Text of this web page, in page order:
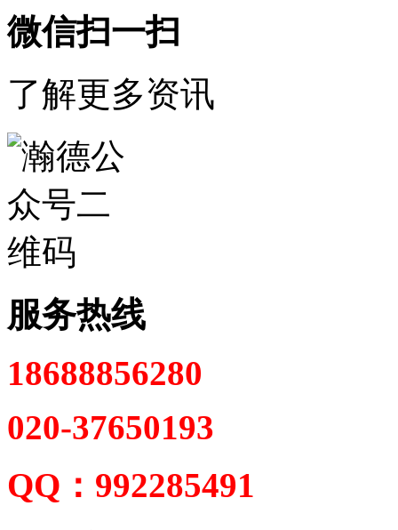
微信扫一扫
了解更多资讯
服务热线
18688856280
020-37650193
QQ：992285491